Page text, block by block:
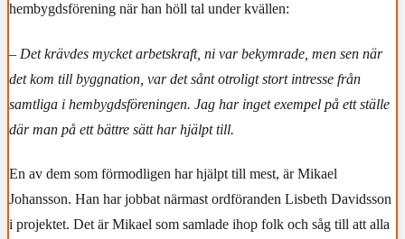
hembygdsförening när han höll tal under kvällen:
– Det krävdes mycket arbetskraft, ni var bekymrade, men sen när
det kom till byggnation, var det sånt otroligt stort intresse från
samtliga i hembygdsföreningen. Jag har inget exempel på ett ställe
där man på ett bättre sätt har hjälpt till.
En av dem som förmodligen har hjälpt till mest, är Mikael
Johansson. Han har jobbat närmast ordföranden Lisbeth Davidsson
i projektet. Det är Mikael som samlade ihop folk och såg till att alla